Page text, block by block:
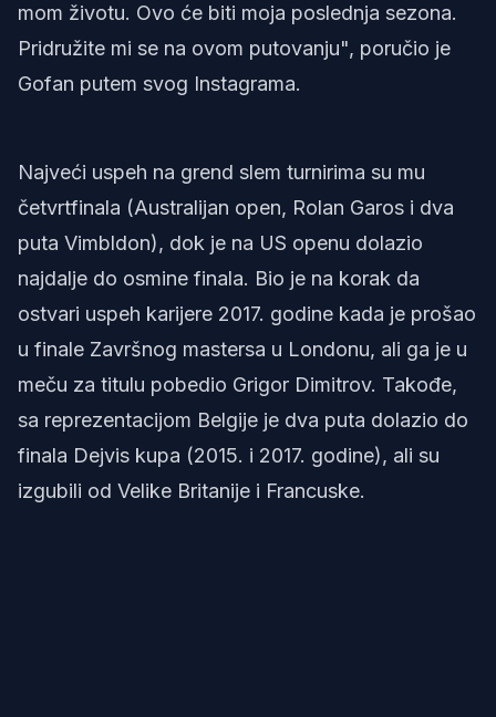
mom životu. Ovo će biti moja poslednja sezona.
Pridružite mi se na ovom putovanju", poručio je
Gofan putem svog Instagrama.
Najveći uspeh na grend slem turnirima su mu
četvrtfinala (Australijan open, Rolan Garos i dva
puta Vimbldon), dok je na US openu dolazio
najdalje do osmine finala. Bio je na korak da
ostvari uspeh karijere 2017. godine kada je prošao
u finale Završnog mastersa u Londonu, ali ga je u
meču za titulu pobedio Grigor Dimitrov. Takođe,
sa reprezentacijom Belgije je dva puta dolazio do
finala Dejvis kupa (2015. i 2017. godine), ali su
izgubili od Velike Britanije i Francuske.